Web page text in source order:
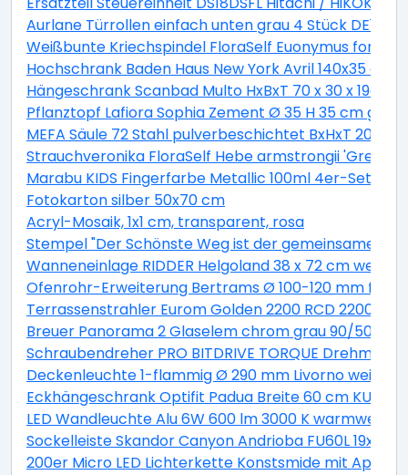
Aurlane Türrollen einfach unten grau 4 Stück DE142
Weißbunte Kriechspindel FloraSelf Euonymus
Hochschrank Baden Haus New York Avril 140x35 cm
Hängeschrank Scanbad Multo HxBxT 70 x 30 x 19cm
Pflanztopf Lafiora Sophia Zement Ø 35 H 35 cm grau
MEFA Säule 72 Stahl pulverbeschichtet BxHxT 205/
Strauchveronika FloraSelf Hebe armstrongii 'Green
Marabu KIDS Fingerfarbe Metallic 100ml 4er-Set
Fotokarton silber 50x70 cm
Acryl-Mosaik, 1x1 cm, transparent, rosa
Stempel "Der Schönste Weg ist der gemeinsame"
Wanneneinlage RIDDER Helgoland 38 x 72 cm weiß
Ofenrohr-Erweiterung Bertrams Ø 100-120 mm
Terrassenstrahler Eurom Golden 2200 RCD 2200W
Breuer Panorama 2 Glaselem chrom grau 90/50 cm
Schraubendreher PRO BITDRIVE TORQUE
Deckenleuchte 1-flammig Ø 290 mm Livorno weiß/
Eckhängeschrank Optifit Padua Breite 60 cm KUPD
LED Wandleuchte Alu 6W 600 lm 3000 K warmweiß
Sockelleiste Skandor Canyon Andrioba FU60L
200er Micro LED Lichterkette Konstsmide mit App